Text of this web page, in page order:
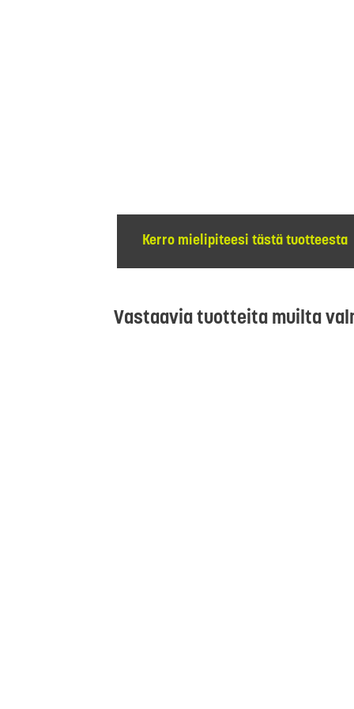
Kerro mielipiteesi tästä tuotteesta
Vastaavia tuotteita muilta